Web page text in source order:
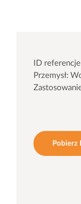
ID
Przemysł:
Pobierz